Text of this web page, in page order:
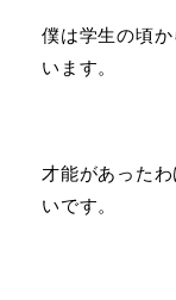
僕は学生の頃
います。
才能があった
いです。